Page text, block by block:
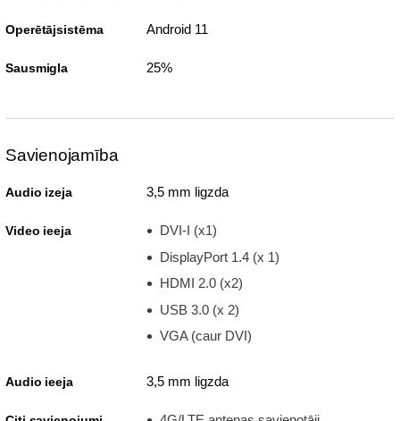
Operētājsistēma Android 11
Sausmigla 25%
Savienojamība
Audio izeja 3,5 mm ligzda
Video ieeja
DVI-I (x1)
DisplayPort 1.4 (x 1)
HDMI 2.0 (x2)
USB 3.0 (x 2)
VGA (caur DVI)
Audio ieeja 3,5 mm ligzda